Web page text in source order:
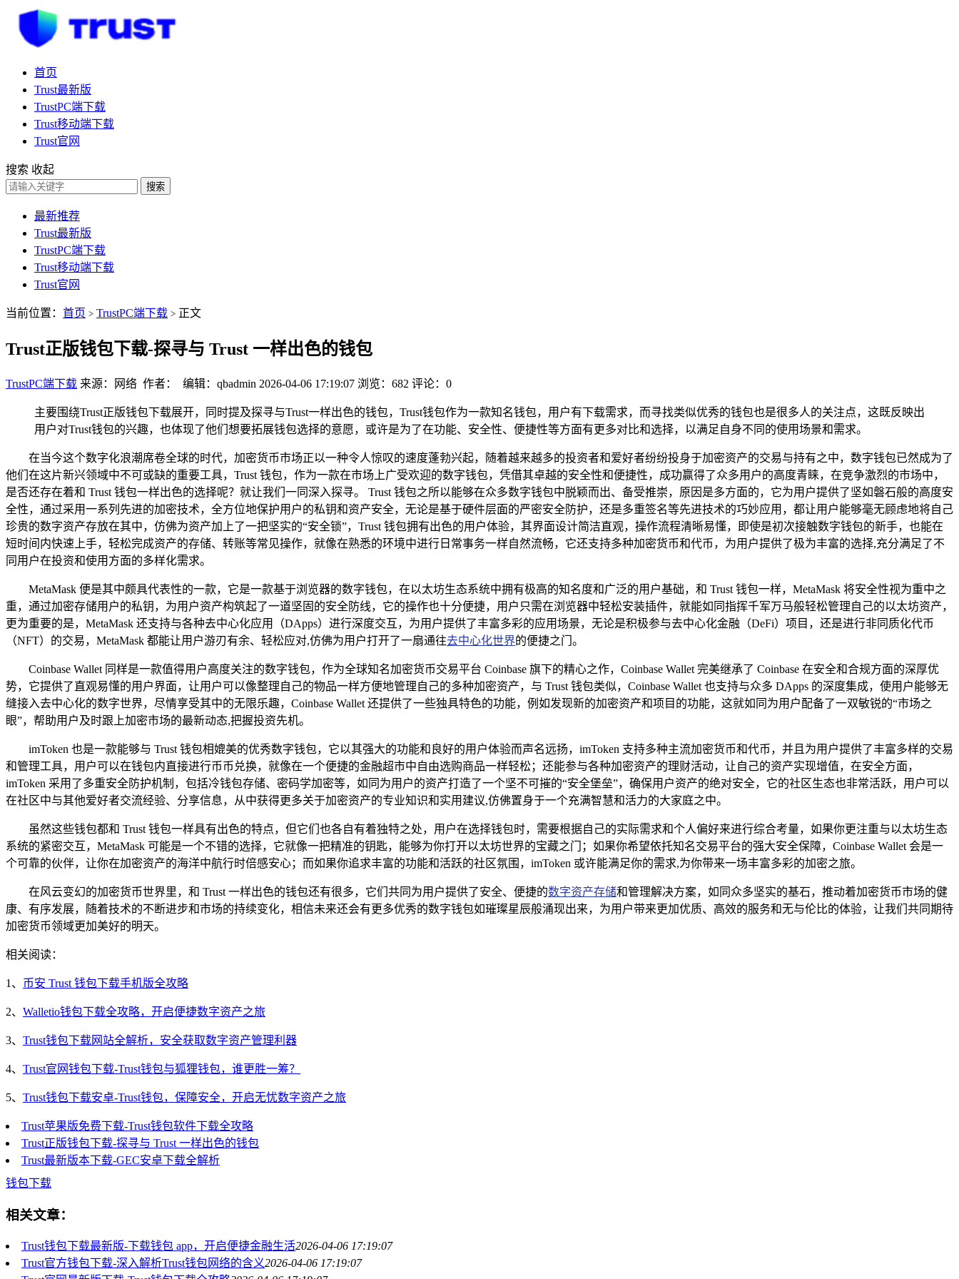
首页
Trust最新版
TrustPC端下载
Trust移动端下载
Trust官网
搜索 收起
搜索
最新推荐
Trust最新版
TrustPC端下载
Trust移动端下载
Trust官网
当前位置： 首页 > TrustPC端下载 > 正文
Trust正版钱包下载-探寻与 Trust 一样出色的钱包
TrustPC端下载 来源：网络 作者： 编辑：qbadmin 2026-04-06 17:19:07 浏览：682 评论：0
主要围绕Trust正版钱包下载展开，同时提及探寻与Trust一样出色的钱包，Trust钱包作为一款知名钱包，用户有下载需求，而寻找类似优秀的钱包也是很多人的关注点，这既反映出
用户对Trust钱包的兴趣，也体现了他们想要拓展钱包选择的意愿，或许是为了在功能、安全性、便捷性等方面有更多对比和选择，以满足自身不同的使用场景和需求。
在当今这个数字化浪潮席卷全球的时代，加密货币市场正以一种令人惊叹的速度蓬勃兴起，随着越来越多的投资者和爱好者纷纷投身于加密资产的交易与持有之中，数字钱包已然成为了
他们在这片新兴领域中不可或缺的重要工具，Trust 钱包，作为一款在市场上广受欢迎的数字钱包，凭借其卓越的安全性和便捷性，成功赢得了众多用户的高度青睐，在竞争激烈的市场中，
是否还存在着和 Trust 钱包一样出色的选择呢？就让我们一同深入探寻。 Trust 钱包之所以能够在众多数字钱包中脱颖而出、备受推崇，原因是多方面的，它为用户提供了坚如磐石般的高度安
全性，通过采用一系列先进的加密技术，全方位地保护用户的私钥和资产安全，无论是基于硬件层面的严密安全防护，还是多重签名等先进技术的巧妙应用，都让用户能够毫无顾虑地将自己
珍贵的数字资产存放在其中，仿佛为资产加上了一把坚实的“安全锁”，Trust 钱包拥有出色的用户体验，其界面设计简洁直观，操作流程清晰易懂，即使是初次接触数字钱包的新手，也能在
短时间内快速上手，轻松完成资产的存储、转账等常见操作，就像在熟悉的环境中进行日常事务一样自然流畅，它还支持多种加密货币和代币，为用户提供了极为丰富的选择,充分满足了不
同用户在投资和使用方面的多样化需求。
MetaMask 便是其中颇具代表性的一款，它是一款基于浏览器的数字钱包，在以太坊生态系统中拥有极高的知名度和广泛的用户基础，和 Trust 钱包一样，MetaMask 将安全性视为重中之
重，通过加密存储用户的私钥，为用户资产构筑起了一道坚固的安全防线，它的操作也十分便捷，用户只需在浏览器中轻松安装插件，就能如同指挥千军万马般轻松管理自己的以太坊资产，
更为重要的是，MetaMask 还支持与各种去中心化应用（DApps）进行深度交互，为用户提供了丰富多彩的应用场景，无论是积极参与去中心化金融（DeFi）项目，还是进行非同质化代币
（NFT）的交易，MetaMask 都能让用户游刃有余、轻松应对,仿佛为用户打开了一扇通往去中心化世界的便捷之门。
Coinbase Wallet 同样是一款值得用户高度关注的数字钱包，作为全球知名加密货币交易平台 Coinbase 旗下的精心之作，Coinbase Wallet 完美继承了 Coinbase 在安全和合规方面的深厚优
势，它提供了直观易懂的用户界面，让用户可以像整理自己的物品一样方便地管理自己的多种加密资产，与 Trust 钱包类似，Coinbase Wallet 也支持与众多 DApps 的深度集成，使用户能够无
缝接入去中心化的数字世界，尽情享受其中的无限乐趣，Coinbase Wallet 还提供了一些独具特色的功能，例如发现新的加密资产和项目的功能，这就如同为用户配备了一双敏锐的“市场之
眼”，帮助用户及时跟上加密市场的最新动态,把握投资先机。
imToken 也是一款能够与 Trust 钱包相媲美的优秀数字钱包，它以其强大的功能和良好的用户体验而声名远扬，imToken 支持多种主流加密货币和代币，并且为用户提供了丰富多样的交易
和管理工具，用户可以在钱包内直接进行币币兑换，就像在一个便捷的金融超市中自由选购商品一样轻松；还能参与各种加密资产的理财活动，让自己的资产实现增值，在安全方面，
imToken 采用了多重安全防护机制，包括冷钱包存储、密码学加密等，如同为用户的资产打造了一个坚不可摧的“安全堡垒”，确保用户资产的绝对安全，它的社区生态也非常活跃，用户可以
在社区中与其他爱好者交流经验、分享信息，从中获得更多关于加密资产的专业知识和实用建议,仿佛置身于一个充满智慧和活力的大家庭之中。
虽然这些钱包都和 Trust 钱包一样具有出色的特点，但它们也各自有着独特之处，用户在选择钱包时，需要根据自己的实际需求和个人偏好来进行综合考量，如果你更注重与以太坊生态
系统的紧密交互，MetaMask 可能是一个不错的选择，它就像一把精准的钥匙，能够为你打开以太坊世界的宝藏之门；如果你希望依托知名交易平台的强大安全保障，Coinbase Wallet 会是一
个可靠的伙伴，让你在加密资产的海洋中航行时倍感安心；而如果你追求丰富的功能和活跃的社区氛围，imToken 或许能满足你的需求,为你带来一场丰富多彩的加密之旅。
在风云变幻的加密货币世界里，和 Trust 一样出色的钱包还有很多，它们共同为用户提供了安全、便捷的数字资产存储和管理解决方案，如同众多坚实的基石，推动着加密货币市场的健
康、有序发展，随着技术的不断进步和市场的持续变化，相信未来还会有更多优秀的数字钱包如璀璨星辰般涌现出来，为用户带来更加优质、高效的服务和无与伦比的体验，让我们共同期待
加密货币领域更加美好的明天。
相关阅读：
1、 币安 Trust 钱包下载手机版全攻略
2、 Walletio钱包下载全攻略，开启便捷数字资产之旅
3、 Trust钱包下载网站全解析，安全获取数字资产管理利器
4、 Trust官网钱包下载-Trust钱包与狐狸钱包，谁更胜一筹？
5、 Trust钱包下载安卓-Trust钱包，保障安全，开启无忧数字资产之旅
Trust苹果版免费下载-Trust钱包软件下载全攻略
Trust正版钱包下载-探寻与 Trust 一样出色的钱包
Trust最新版本下载-GEC安卓下载全解析
钱包下载
相关文章：
Trust钱包下载最新版-下载钱包 app，开启便捷金融生活2026-04-06 17:19:07
Trust官方钱包下载-深入解析Trust钱包网络的含义2026-04-06 17:19:07